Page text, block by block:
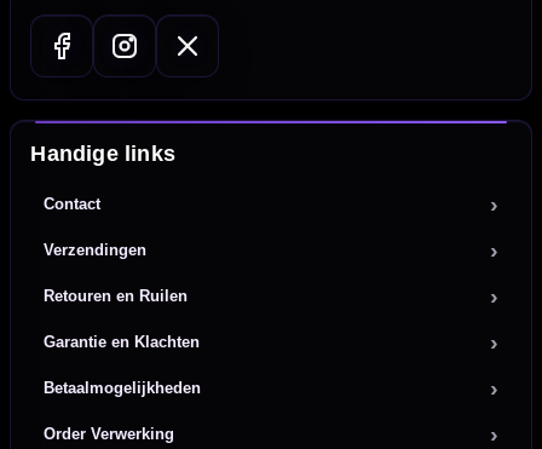
Handige links
Contact
Verzendingen
Retouren en Ruilen
Garantie en Klachten
Betaalmogelijkheden
Order Verwerking